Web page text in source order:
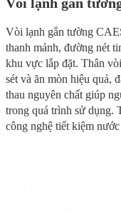
Vòi lạnh gắn tường
thanh mảnh, đường nét
khu vực lắp đặt. Thân
sét và ăn mòn hiệu quả,
thau nguyên chất giúp
trong quá trình sử dụng.
công nghệ tiết kiệm